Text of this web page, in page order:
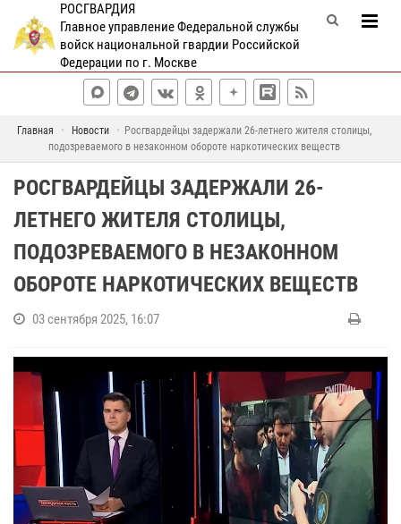
РОСГВАРДИЯ
Главное управление Федеральной службы
войск национальной гвардии Российской
Федерации по г. Москве
Главная Новости
Росгвардейцы задержали 26-летнего жителя столицы,
подозреваемого в незаконном обороте наркотических веществ
РОСГВАРДЕЙЦЫ ЗАДЕРЖАЛИ 26-
ЛЕТНЕГО ЖИТЕЛЯ СТОЛИЦЫ,
ПОДОЗРЕВАЕМОГО В НЕЗАКОННОМ
ОБОРОТЕ НАРКОТИЧЕСКИХ ВЕЩЕСТВ
03 сентября 2025, 16:07